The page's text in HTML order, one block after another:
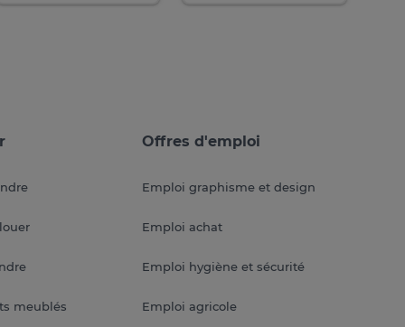
meublés
Offres d'emploi
Emploi graphisme et design
Emploi achat
Emploi hygiène et sécurité
Emploi agricole